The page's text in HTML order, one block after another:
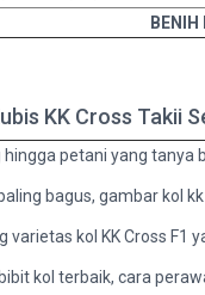
KK Cross Takii
hingga petani yang tanya
bagus, gambar kol
kol KK Cross F1
kol terbaik, cara